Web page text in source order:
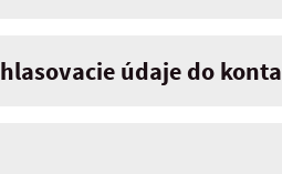
údaje do konta